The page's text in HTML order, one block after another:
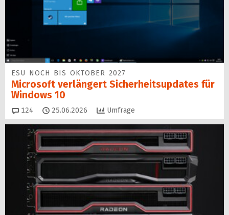
ESU NOCH BIS OKTOBER 2027
Microsoft verlängert Sicherheitsupdates für
Windows 10
124 Kommentare
25.06.2026 Umfrage